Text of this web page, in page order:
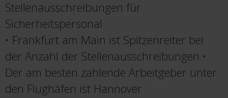
Stellenausschreibungen für
Sicherheitspersonal
• Frankfurt am Main ist Spitzenreiter bei
der Anzahl der Stellenausschreibungen •
Der am besten zahlende Arbeitgeber unter
den Flughäfen ist Hannover